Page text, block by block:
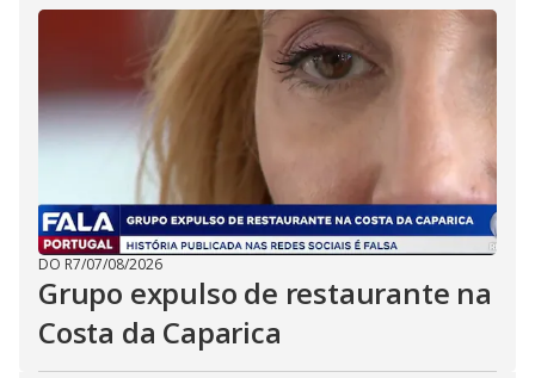
DO R7/07/08/2026
Grupo expulso de restaurante na
Costa da Caparica